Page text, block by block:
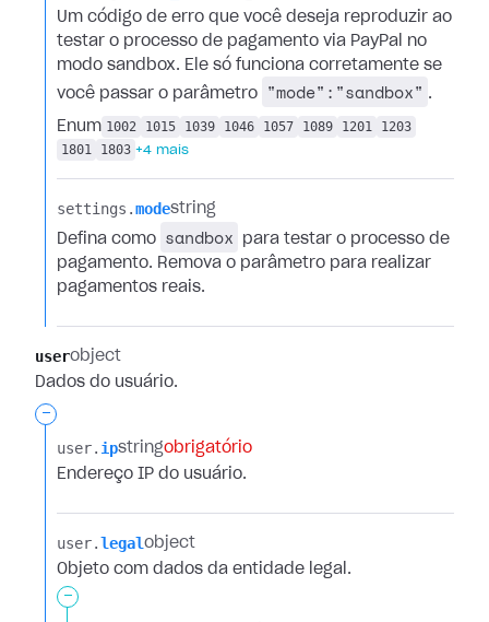
Um código de erro que você deseja reproduzir ao
testar o processo de pagamento via PayPal no
modo sandbox. Ele só funciona corretamente se
você passar o parâmetro
"mode":"sandbox" .
Enum 1002 1015 1039 1046 1057 1089 1201
1203
1801
1803 +4 mais
settings.​modestring
Defina como
sandbox
para testar o processo de
pagamento. Remova o parâmetro para realizar
pagamentos reais.
userobject
Dados do usuário.
-
user.​ ipstringobrigatório
Endereço IP do usuário.
user.​legalobject
Objeto com dados da entidade legal.
-